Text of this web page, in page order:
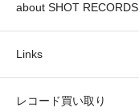
about SHOT RECORDS
Links
レコード買い取り